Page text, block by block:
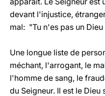
devant l'injustice,
mal: "Tu n'es pas un
Une longue liste de
méchant, l'arrogant, le
l'homme de sang, le
du Seigneur. Il est le Dieu